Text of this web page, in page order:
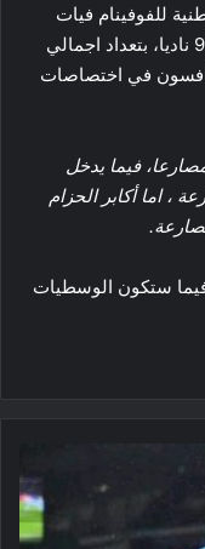
للفوفينام فيات
فوداو، للأكابر والاواسط، 20 ولاية، يمثلهم 96 ناديا، بتعداد اجمالي
136 مصارعة، يتنافسون في اختصاصات
في فئة الاكابر حزام اصفر، 120 مصارعا، فيما يدخل
في ذات الدرجة ب 40 مصارعة ، اما أكابر الحزام
ب 162 مصارعا فيما ستكون الوسطيات